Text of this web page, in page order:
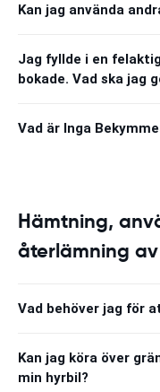
Kan jag använda
Jag fyllde i en
bokade. Vad ska jag
Vad är Inga
Hämtning,
återlämning
Vad behöver jag för
Kan jag köra över
min hyrbil?